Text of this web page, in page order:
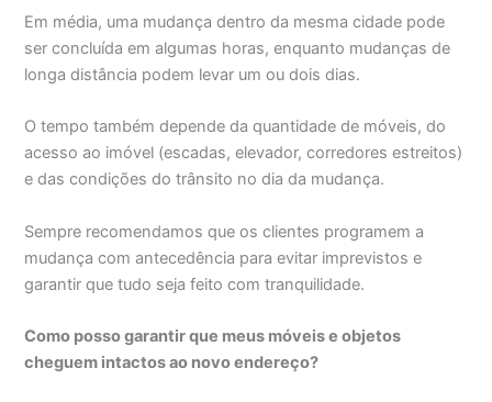
Em média, uma mudança dentro da mesma cidade pode
ser concluída em algumas horas, enquanto mudanças de
longa distância podem levar um ou dois dias.
O tempo também depende da quantidade de móveis, do
acesso ao imóvel (escadas, elevador, corredores estreitos)
e das condições do trânsito no dia da mudança.
Sempre recomendamos que os clientes programem a
mudança com antecedência para evitar imprevistos e
garantir que tudo seja feito com tranquilidade.
Como posso garantir que meus móveis e objetos
cheguem intactos ao novo endereço?